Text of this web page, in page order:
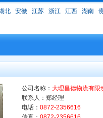
北 安徽 江苏 浙江 江西 湖南
公司名称： 大理昌德物流有限
联系人：郑经理
电话： 0872-2356616